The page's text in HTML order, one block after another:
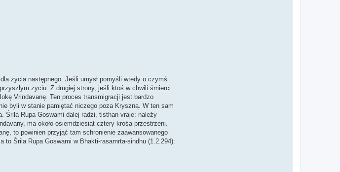
życia następnego. Jeśli umysł pomyśli wtedy o czymś
życiu. Z drugiej strony, jeśli ktoś w chwili śmierci
Vrindavanę. Ten proces transmigracji jest bardzo
byli w stanie pamiętać niczego poza Kryszną. W ten sam
Śrila Rupa Goswami dalej radzi, tisthan vraje: należy
ma około osiemdziesiąt cztery krośa przestrzeni.
to powinien przyjąć tam schronienie zaawansowanego
Śrila Rupa Goswami w Bhakti-rasamrta-sindhu (1.2.294):